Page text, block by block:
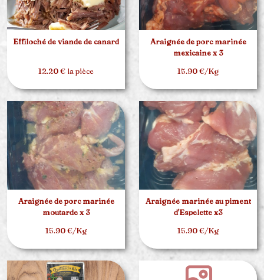
Effiloché de viande de canard
12.20 € la pièce
Araignée de porc marinée
mexicaine x 3
15.90 €/Kg
Araignée de porc marinée
moutarde x 3
15.90 €/Kg
Araignée marinée au piment
d'Espelette x3
15.90 €/Kg